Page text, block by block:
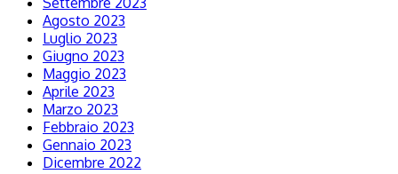
Agosto 2023
Luglio 2023
Giugno 2023
Maggio 2023
Aprile 2023
Marzo 2023
Febbraio 2023
Gennaio 2023
Dicembre 2022